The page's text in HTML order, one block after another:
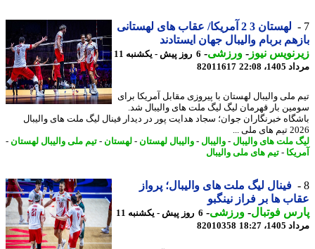
لهستان 3 2 آمریکا/ عقاب های لهستانی
بربام والیبال جهان ایستادند
نیوز-ورزشی-
6 روز پیش - یکشنبه 11
22:08
82011617
ملی والیبال لهستان با پیروزی مقابل آمریکا برای
بار قهرمان لیگ لیگ ملت های والیبال شد.
خبرنگاران جوان؛ سجاد هدایت پور در دیدار فینال لیگ ملت های والیبال
ملی ...
ملت های والیبال-والیبال-والیبال لهستان-لهستان-تیم ملی والیبال لهستان-
- تیم های ملی والیبال
فینال لیگ ملت های والیبال؛ پرواز
ها بر فراز نینگبو
فوتبال-ورزشی-
6 روز پیش - یکشنبه 11
18:27
82010358